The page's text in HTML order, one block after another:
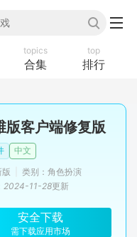
topics
合集
top
排行
版客户端修复版
中文
类别：角色扮演
2024-11-28更新
安全下载
需下载应用市场